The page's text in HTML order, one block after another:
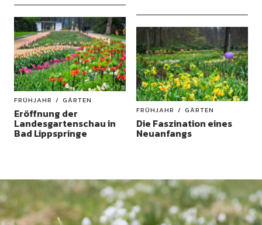
FRÜHJAHR GÄRTEN
Eröffnung der
Landesgartenschau in
Bad Lippspringe
FRÜHJAHR GÄRTEN
Die Faszination eines
Neuanfangs